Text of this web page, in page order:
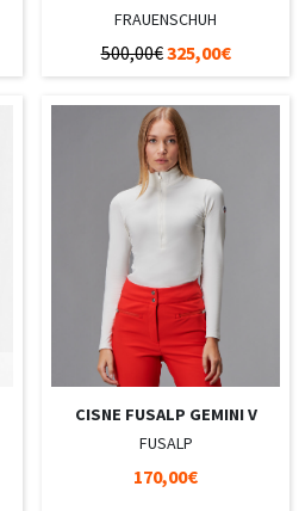
FRAUENSCHUH
500,00€325,00€
CISNE FUSALP GEMINI V
FUSALP
170,00€